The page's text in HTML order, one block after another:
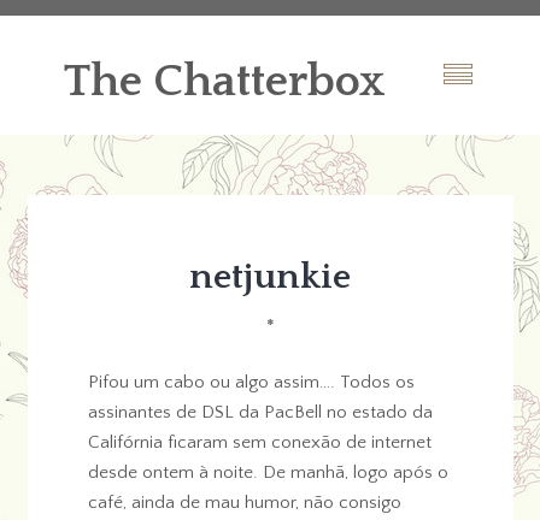
The Chatterbox
netjunkie
*
Pifou um cabo ou algo assim…. Todos os
assinantes de DSL da PacBell no estado da
Califórnia ficaram sem conexão de internet
desde ontem à noite. De manhã, logo após o
café, ainda de mau humor, não consigo